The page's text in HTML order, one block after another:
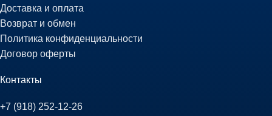
Доставка и оплата
Возврат и обмен
Политика конфиденциальности
Договор оферты
Контакты
+7 (918) 252-12-26